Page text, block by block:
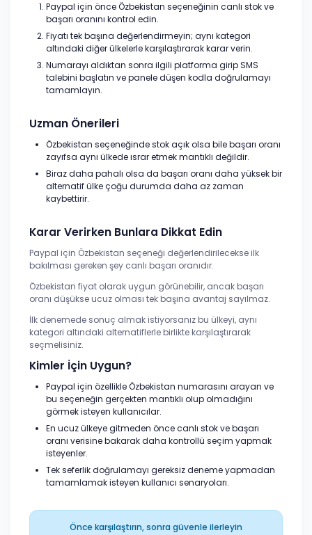
Paypal için önce Özbekistan seçeneğinin canlı stok ve
başarı oranını kontrol edin.
Fiyatı tek başına değerlendirmeyin; aynı kategori
altındaki diğer ülkelerle karşılaştırarak karar verin.
Numarayı aldıktan sonra ilgili platforma girip SMS
talebini başlatın ve panele düşen kodla doğrulamayı
tamamlayın.
Uzman Önerileri
Özbekistan seçeneğinde stok açık olsa bile başarı oranı
zayıfsa aynı ülkede ısrar etmek mantıklı değildir.
Biraz daha pahalı olsa da başarı oranı daha yüksek bir
alternatif ülke çoğu durumda daha az zaman
kaybettirir.
Karar Verirken Bunlara Dikkat Edin
Paypal için Özbekistan seçeneği değerlendirilecekse ilk
bakılması gereken şey canlı başarı oranıdır.
Özbekistan fiyat olarak uygun görünebilir, ancak başarı
oranı düşükse ucuz olması tek başına avantaj sayılmaz.
İlk denemede sonuç almak istiyorsanız bu ülkeyi, aynı
kategori altındaki alternatiflerle birlikte karşılaştırarak
seçmelisiniz.
Kimler İçin Uygun?
Paypal için özellikle Özbekistan numarasını arayan ve
bu seçeneğin gerçekten mantıklı olup olmadığını
görmek isteyen kullanıcılar.
En ucuz ülkeye gitmeden önce canlı stok ve başarı
oranı verisine bakarak daha kontrollü seçim yapmak
isteyenler.
Tek seferlik doğrulamayı gereksiz deneme yapmadan
tamamlamak isteyen kullanıcı senaryoları.
Önce karşılaştırın, sonra güvenle ilerleyin